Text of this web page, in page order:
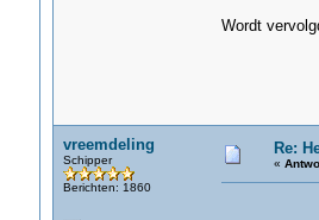
Wordt
vreemdeling
Schipper
Berichten: 1860
Re:
«
Een